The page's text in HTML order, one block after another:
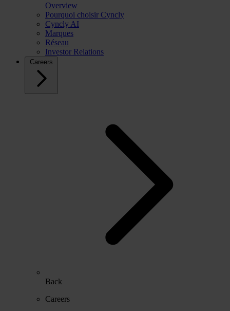
Overview
Pourquoi choisir Cyncly
Cyncly AI
Marques
Réseau
Investor Relations
Careers
Back
Careers